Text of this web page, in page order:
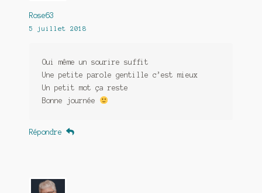
Rose63
5 juillet 2018
Oui même un sourire suffit
Une petite parole gentille c’est mieux
Un petit mot ça reste
Bonne journée
Répondre